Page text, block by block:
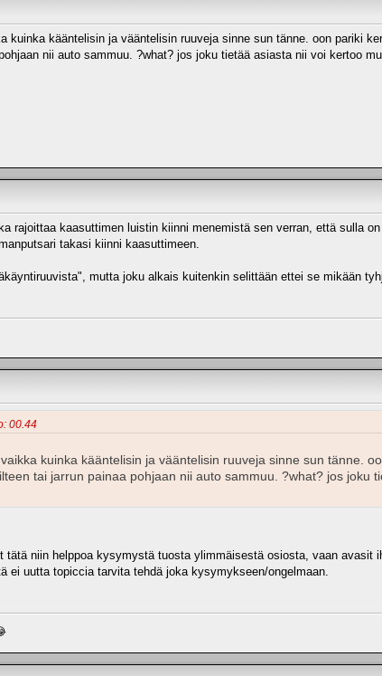
kuinka kääntelisin ja vääntelisin ruuveja sinne sun tänne. oon pariki
nii auto sammuu. ?what? jos joku tietää asiasta nii voi kertoo
rajoittaa kaasuttimen luistin kiinni menemistä sen verran, että sulla
takasi kiinni kaasuttimeen.
mutta joku alkais kuitenkin selittään ettei se mikään
00.44
kuinka kääntelisin ja vääntelisin ruuveja sinne sun tänne.
tai jarrun painaa pohjaan nii auto sammuu. ?what? jos joku
niin helppoa kysymystä tuosta ylimmäisestä osiosta, vaan avasit
ei uutta topiccia tarvita tehdä joka kysymykseen/ongelmaan.